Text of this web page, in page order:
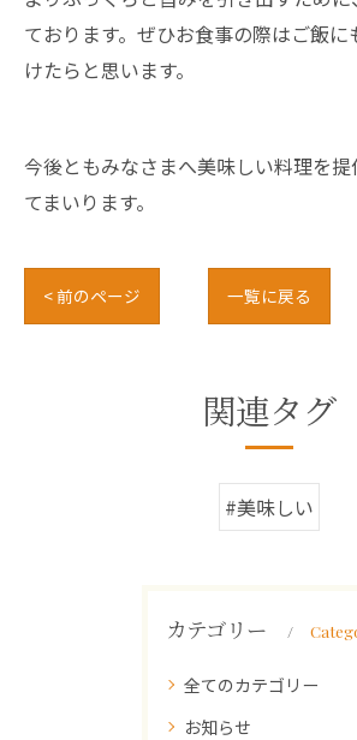
ております。ぜひお食事の際はご飯
けたらと思います。
今後ともみなさまへ美味しい料理を
てまいります。
< 前のページ 一覧に戻る
関連タグ
#美味しい
カテゴリー
全てのカテゴリー
お知らせ